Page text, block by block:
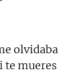
olvidaba
te mueres